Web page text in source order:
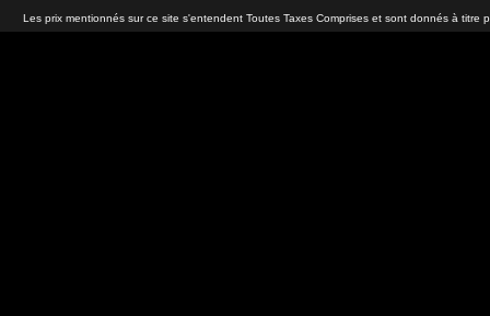
Les prix mentionnés sur ce site s'entendent Toutes Taxes Comprises et sont donnés à